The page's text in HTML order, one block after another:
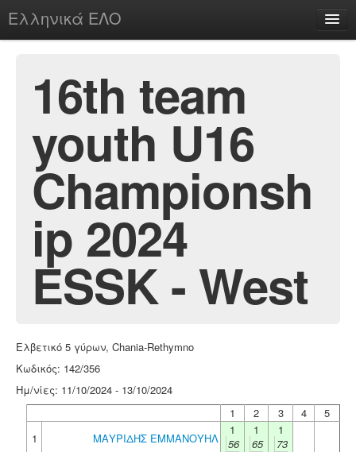
Ελληνικά ΕΛΟ
chesstu.be @ discord
Login
16th team
youth U16
Championsh
ip 2024
ESSK - West
Ελβετικό 5 γύρων, Chania-Rethymno
Κωδικός: 142/356
Ημ/νίες: 11/10/2024 - 13/10/2024
1
2 3 4
5
1
ΜΑΥΡΙΔΗΣ ΕΜΜΑΝΟΥΗΛ
1
56
1
65
1
73